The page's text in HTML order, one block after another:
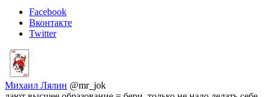
Facebook
Вконтакте
Twitter
Михаил Лялин @mr_jok